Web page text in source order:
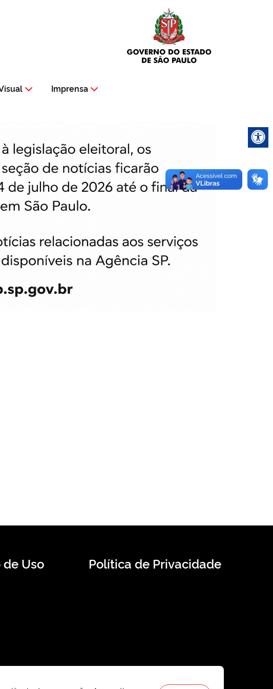
Imprensa
de Uso Política de Privacidade